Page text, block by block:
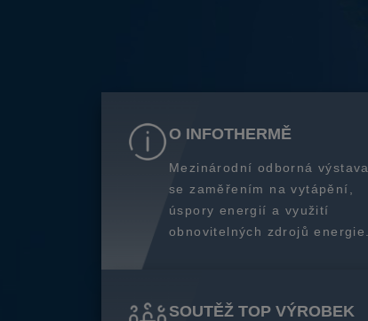
O INFOTHERMĚ
Mezinárodní odborná výstava
se zaměřením na vytápění,
úspory energií a využití
obnovitelných zdrojů energie.
SOUTĚŽ TOP VÝROBEK